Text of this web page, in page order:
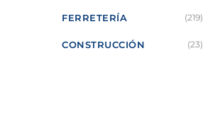
FERRETERÍA (219)
CONSTRUCCIÓN (23)